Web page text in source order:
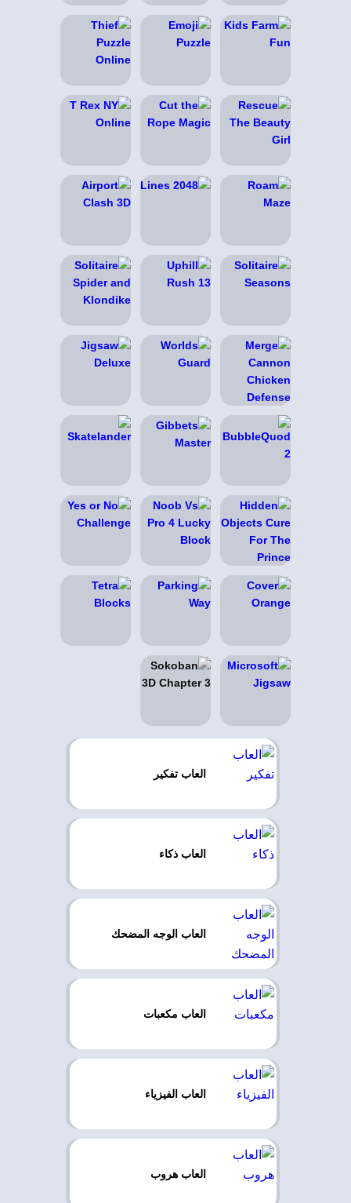
العاب تفكير
العاب ذكاء
العاب الوجه المضحك
العاب مكعبات
العاب الفيزياء
العاب هروب